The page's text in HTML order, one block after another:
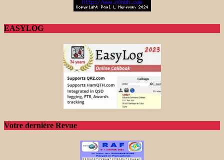
EASYLOG
Votre dernière Revue